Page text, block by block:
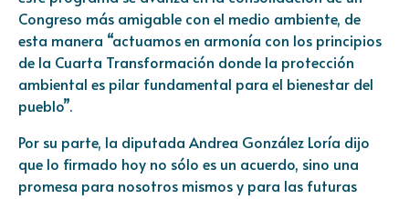
Congreso más amigable con el medio ambiente, de
esta manera “actuamos en armonía con los principios
de la Cuarta Transformación donde la protección
ambiental es pilar fundamental para el bienestar del
pueblo”.
Por su parte, la diputada Andrea González Loría dijo
que lo firmado hoy no sólo es un acuerdo, sino una
promesa para nosotros mismos y para las futuras